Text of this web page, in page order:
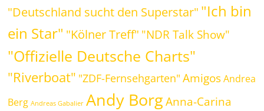
"Deutschland sucht den Superstar" "Ich bin
ein Star" "Kölner Treff" "NDR Talk Show"
"Offizielle Deutsche Charts"
"Riverboat" "ZDF-Fernsehgarten" Amigos Andrea
Berg Andreas Gabalier Andy Borg Anna-Carina